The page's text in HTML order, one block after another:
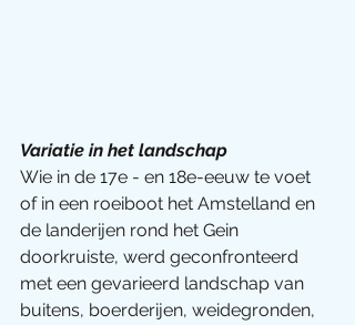
Variatie in het landschap
Wie in de 17e - en 18e-eeuw te voet
of in een roeiboot het Amstelland en
de landerijen rond het Gein
doorkruiste, werd geconfronteerd
met een gevarieerd landschap van
buitens, boerderijen, weidegronden,